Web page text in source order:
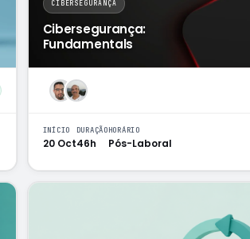
CIBERSEGURANÇA
Cibersegurança:
Fundamentals
INÍCIO
20 Oct
DURAÇÃO
46h
HORÁRIO
Pós-Laboral